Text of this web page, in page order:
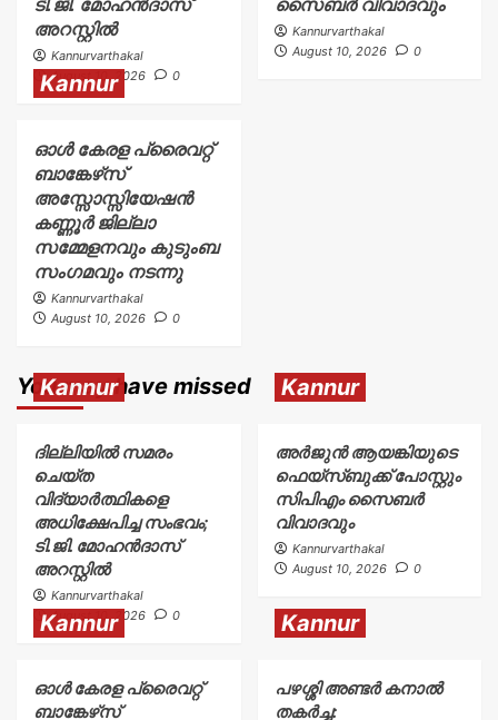
അറസ്റ്റിൽ
Kannurvarthakal
August 10, 2026
0
Kannurvarthakal
August 10, 2026
0
Kannur
ഓൾ കേരള പ്രൈവറ്റ്
ബാങ്കേഴ്‌സ്
അസ്സോസ്സിയേഷൻ
കണ്ണൂർ ജില്ലാ
സമ്മേളനവും കുടുംബ
സംഗമവും നടന്നു
Kannurvarthakal
August 10, 2026
0
You may have missed
Kannur
ദില്ലിയിൽ സമരം
ചെയ്ത
വിദ്യാർത്ഥികളെ
അധിക്ഷേപിച്ച സംഭവം;
ടി.ജി. മോഹൻദാസ്
അറസ്റ്റിൽ
Kannurvarthakal
August 10, 2026
0
Kannur
അര്‍ജുന്‍ ആയങ്കിയുടെ
ഫെയ്‌സ്ബുക്ക് പോസ്റ്റും
സിപിഎം സൈബര്‍
വിവാദവും
Kannurvarthakal
August 10, 2026
0
Kannur
ഓൾ കേരള പ്രൈവറ്റ്
ബാങ്കേഴ്‌സ്
Kannur
പഴശ്ശി അണ്ടർ കനാൽ
തകർച്ച: